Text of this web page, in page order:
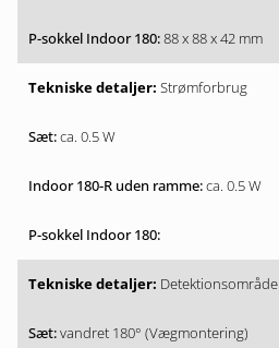
88 x 88 x 42 mm
Strømforbrug
ca. 0.5 W
ca. 0.5 W
Detektionsområde
vandret 180° (Vægmontering)